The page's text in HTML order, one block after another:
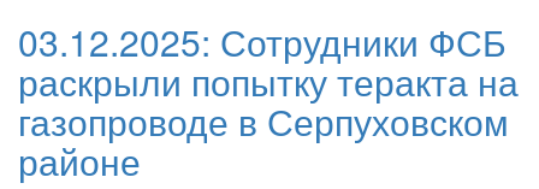
03.12.2025: Сотрудники ФСБ
раскрыли попытку теракта на
газопроводе в Серпуховском
районе